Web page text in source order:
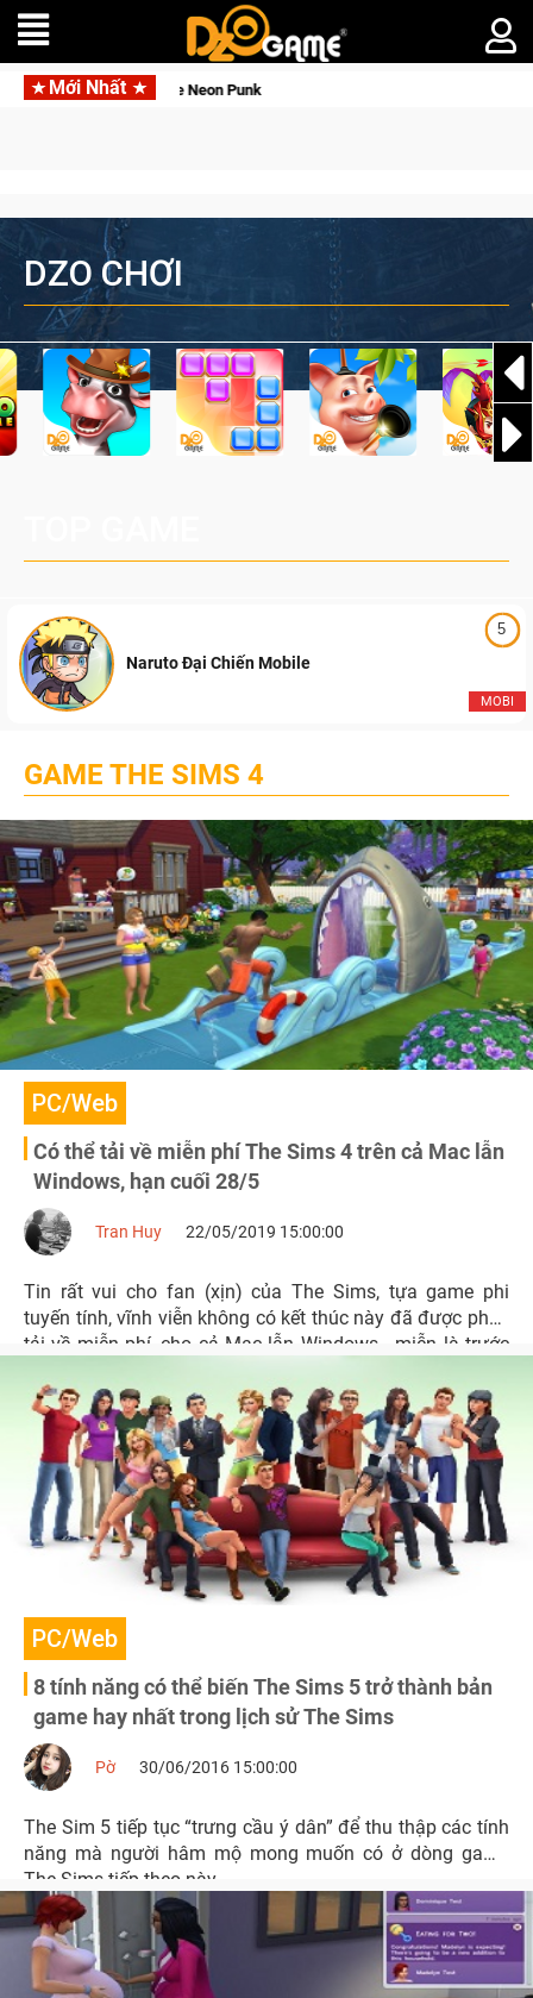
Mới Nhất Garena hợp tác cùng Pocketpair đưa bom
DZO CHƠI
5
MOBI
Naruto Đại Chiến Mobile
GAME THE SIMS 4
PC/Web
Có thể tải về miễn phí The Sims 4 trên cả Mac lẫn
Windows, hạn cuối 28/5
Tran Huy 22/05/2019 15:00:00
Tin rất vui cho fan (xịn) của The Sims, tựa game phi
tuyến tính, vĩnh viễn không có kết thúc này đã được phép
tải về miễn phí, cho cả Mac lẫn Windows - miễn là trước
PC/Web
8 tính năng có thể biến The Sims 5 trở thành bản
game hay nhất trong lịch sử The Sims
Pờ 30/06/2016 15:00:00
The Sim 5 tiếp tục “trưng cầu ý dân” để thu thập các tính
năng mà người hâm mộ mong muốn có ở dòng game
The Sims tiếp theo này.